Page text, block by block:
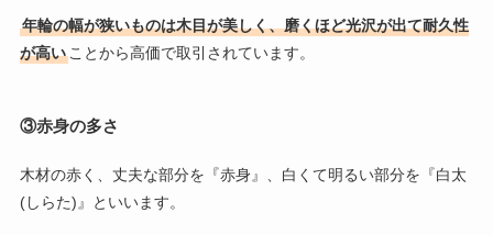
年輪の幅が狭いものは木目が美しく、磨くほど光沢が出て耐久性
が高いことから高価で取引されています。
③赤身の多さ
木材の赤く、丈夫な部分を『赤身』、白くて明るい部分を『白太
(しらた)』といいます。